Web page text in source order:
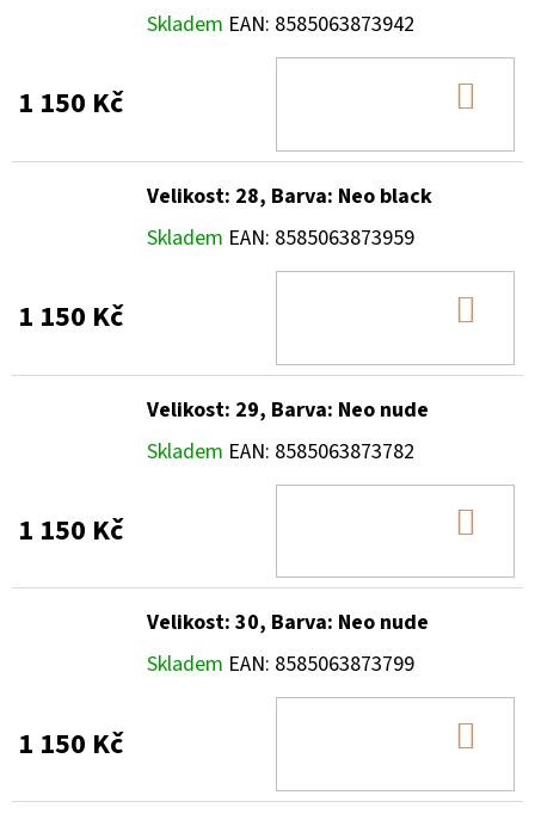
Skladem EAN: 8585063873942
1 150 Kč
Velikost: 28, Barva: Neo black
Skladem EAN: 8585063873959
1 150 Kč
Velikost: 29, Barva: Neo nude
Skladem EAN: 8585063873782
1 150 Kč
Velikost: 30, Barva: Neo nude
Skladem EAN: 8585063873799
1 150 Kč